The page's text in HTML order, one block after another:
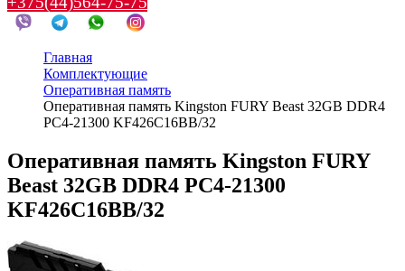
Главная
Комплектующие
Оперативная память
Оперативная память Kingston FURY Beast 32GB DDR4
PC4-21300 KF426C16BB/32
Оперативная память Kingston FURY
Beast 32GB DDR4 PC4-21300
KF426C16BB/32